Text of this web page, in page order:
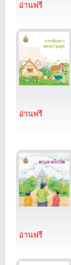
อ่านฟรี
อ่านฟรี
อ่านฟรี